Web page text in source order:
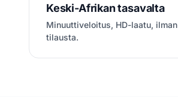
Keski-Afrikan tasavalta
Minuuttiveloitus, HD-laatu, ilman
tilausta.